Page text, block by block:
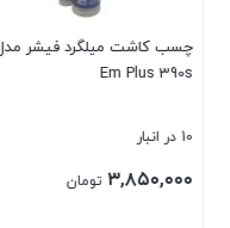
چسب کاشت میلگرد فیشر مدل
Em Plus 390s
10 در انبار
۳,۸۵۰,۰۰۰ تومان